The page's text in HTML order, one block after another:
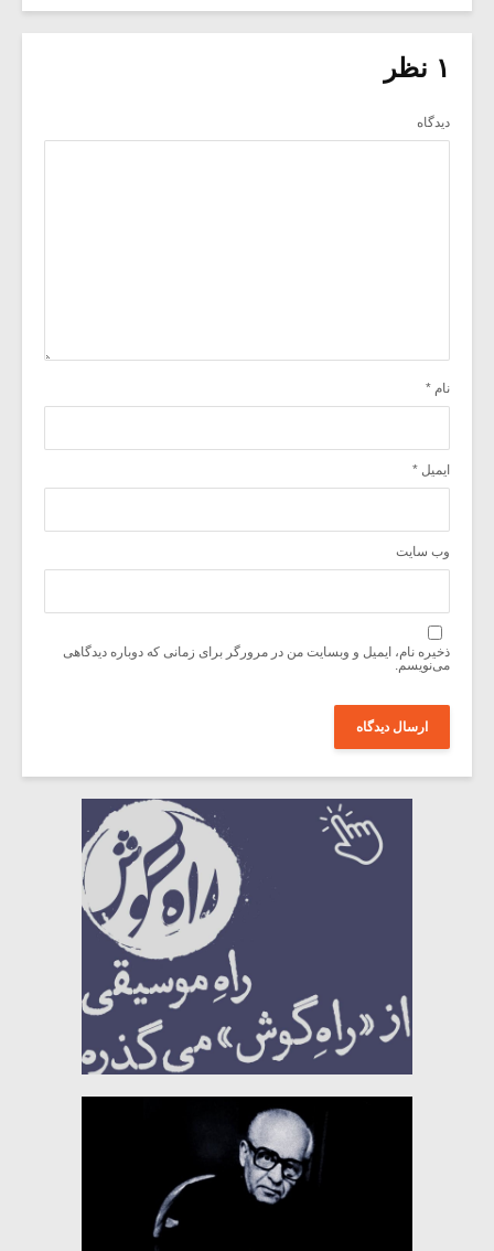
۱ نظر
دیدگاه
نام *
ایمیل *
وب‌ سایت
ذخیره نام، ایمیل و وبسایت من در مرورگر برای زمانی که دوباره دیدگاهی
می‌نویسم.